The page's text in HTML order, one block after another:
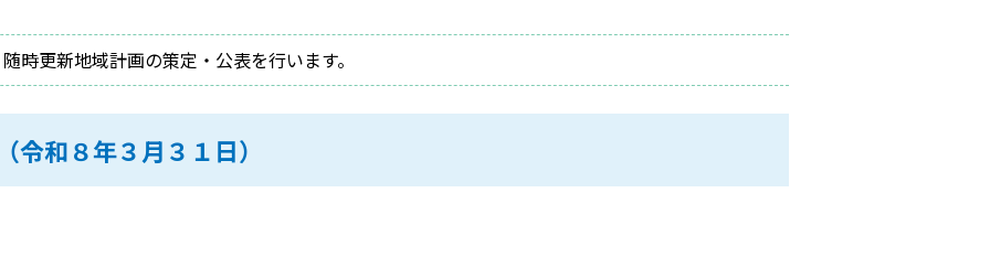
時更新地域計画の策定・公表を行います。
和８年３月３１日）